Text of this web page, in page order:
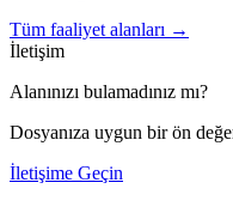
Tüm faaliyet alanları →
İletişim
Alanınızı bulamadınız mı?
Dosyanıza uygun bir ön
İletişime Geçin